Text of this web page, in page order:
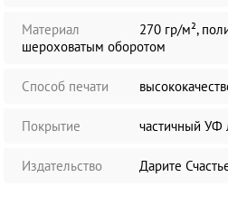
Материал
270 гр/м²,
шероховатым оборотом
Способ печати
Покрытие частичный УФ
Издательство Дарите